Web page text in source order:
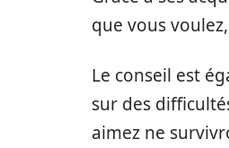
que vous
Le conseil est
sur des
aimez ne